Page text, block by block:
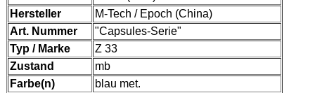
Hersteller
M-Tech / Epoch (China)
Art. Nummer
"Capsules-Serie"
Typ / Marke
Z 33
Zustand
mb
Farbe(n)
blau met.